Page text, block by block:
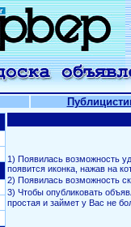
1) Появилась возможность
появится иконка, нажав на
2) Появилась возможность
3) Чтобы опубликовать
простая и займет у Вас не